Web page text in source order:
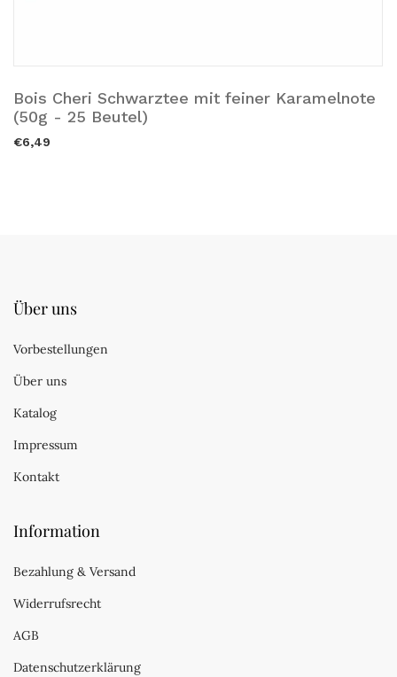
Bois Cheri Schwarztee mit feiner Karamelnote
(50g - 25 Beutel)
Ausverkauft.
€6,49
Über uns
Vorbestellungen
Über uns
Katalog
Impressum
Kontakt
Information
Bezahlung & Versand
Widerrufsrecht
AGB
Datenschutzerklärung